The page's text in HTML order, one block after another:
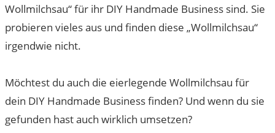
Wollmilchsau“ für ihr DIY Handmade Business sind. Sie
probieren vieles aus und finden diese „Wollmilchsau“
irgendwie nicht. ​​
Möchtest du auch die eierlegende Wollmilchsau für
dein DIY Handmade Business finden? Und wenn du sie
gefunden hast auch wirklich umsetzen?